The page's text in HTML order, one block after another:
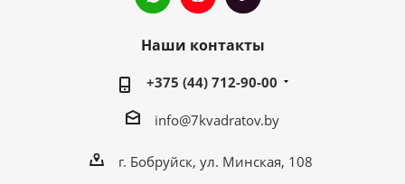
Наши контакты
+375 (44) 712-90-00
info@7kvadratov.by
г. Бобруйск, ул. Минская, 108